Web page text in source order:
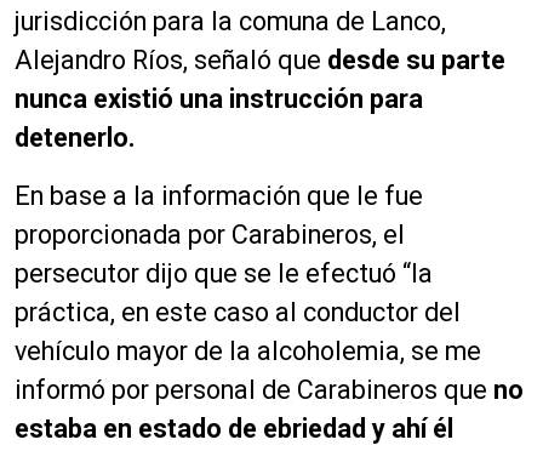
jurisdicción para la comuna de Lanco,
Alejandro Ríos, señaló que desde su parte
nunca existió una instrucción para
detenerlo.
En base a la información que le fue
proporcionada por Carabineros, el
persecutor dijo que se le efectuó “la
práctica, en este caso al conductor del
vehículo mayor de la alcoholemia, se me
informó por personal de Carabineros que no
estaba en estado de ebriedad y ahí él